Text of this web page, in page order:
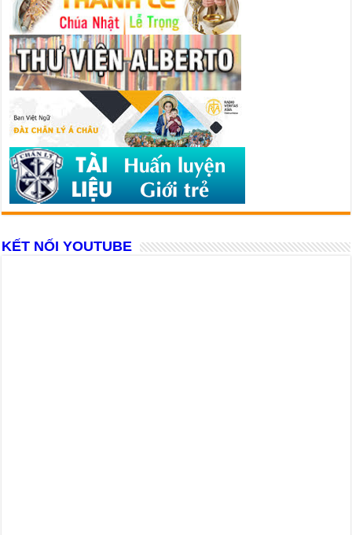
KẾT NỐI YOUTUBE